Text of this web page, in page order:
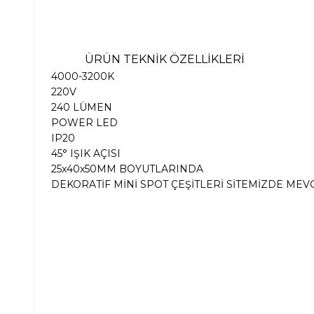
ÜRÜN TEKNİK ÖZELLİKLERİ
4000-3200K
220V
240 LÜMEN
POWER LED
IP20
45° IŞIK AÇISI
25x40x50MM BOYUTLARINDA
DEKORATİF MİNİ SPOT ÇEŞİTLERİ SİTEMİZDE